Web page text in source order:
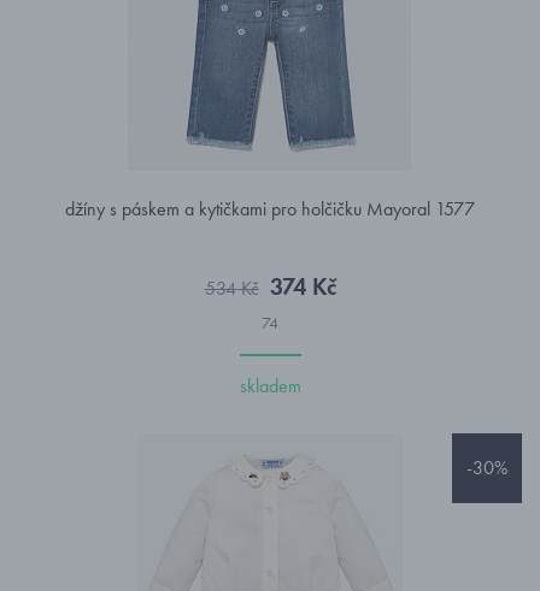
džíny s páskem a kytičkami pro holčičku Mayoral 1577
534 Kč 374 Kč
74
skladem
-30%